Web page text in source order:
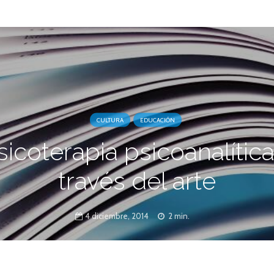
CULTURA EDUCACIÓN
través del arte
4 diciembre, 2014 2 min.